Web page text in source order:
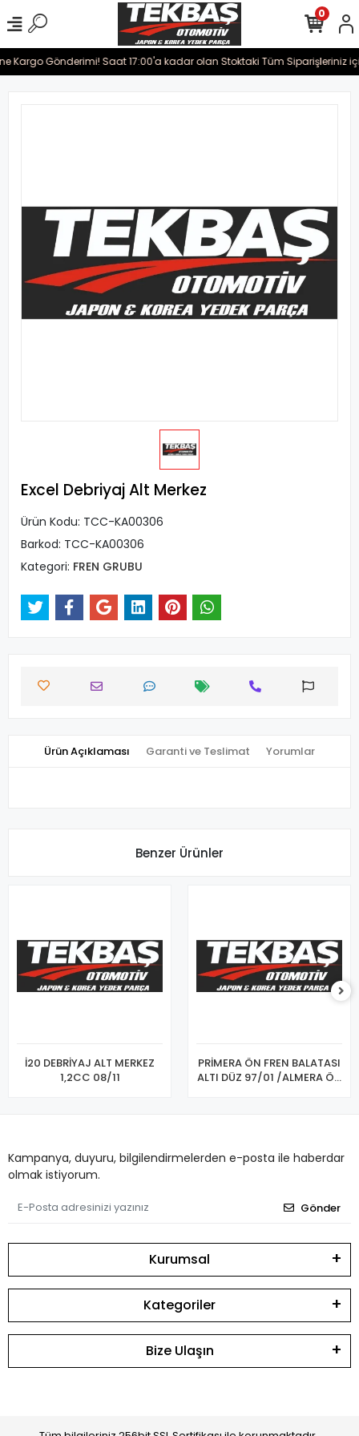
Kargo Gönderimi! Saat 17:00'a kadar olan Stoktaki Tüm Siparişleriniz
0
Excel Debriyaj Alt Merkez
Ürün Kodu: TCC-KA00306
Barkod: TCC-KA00306
Kategori: FREN GRUBU
Ürün Açıklaması Garanti ve Teslimat Yorumlar
Benzer Ürünler
İ20 DEBRİYAJ ALT MERKEZ
1,2CC 08/11
PRİMERA ÖN FREN BALATASI
ALTI DÜZ 97/01 /ALMERA ÖN
Kampanya, duyuru, bilgilendirmelerden e-posta ile haberdar
olmak istiyorum.
Gönder
Kurumsal
Kategoriler
Bize Ulaşın